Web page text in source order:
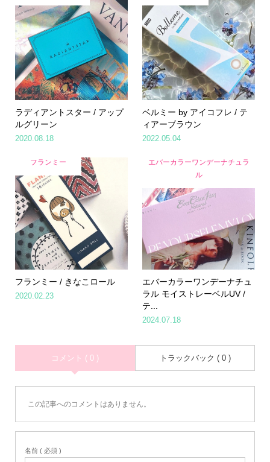
ラディアントスター / アップ
ルグリーン
2020.08.18
ベルミー by アイコフレ / テ
ィアーブラウン
2022.05.04
フランミー
フランミー / きなこロール
2020.02.23
エバーカラーワンデーナチュラ
ル
エバーカラーワンデーナチュ
ラル モイストレーベルUV /
テ...
2024.07.18
コメント ( 0 ) トラックバック ( 0 )
この記事へのコメントはありません。
名前 ( 必須 )